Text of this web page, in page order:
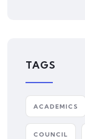
TAGS
ACADEMICS
COUNCIL